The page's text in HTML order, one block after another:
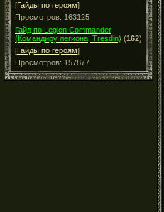
[Гайды по героям]
Просмотров: 163125
Гайд по Legion Commander
(Командиру легиона, Tresdin) (162)
[Гайды по героям]
Просмотров: 157877